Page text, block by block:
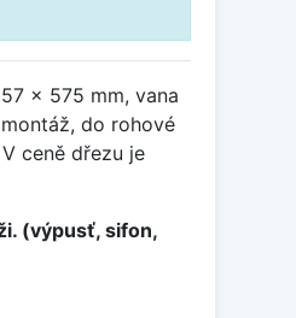
x 575 mm, vana
do rohové
ceně dřezu je
(výpusť, sifon,